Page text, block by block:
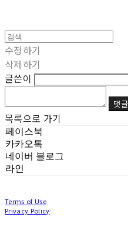
수정하기
삭제하기
글쓴이
댓
목록으로 가기
페이스북
카카오톡
네이버 블로그
라인
Terms of Use
Privacy Policy